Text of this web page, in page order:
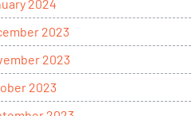
2024
2023
2023
2023